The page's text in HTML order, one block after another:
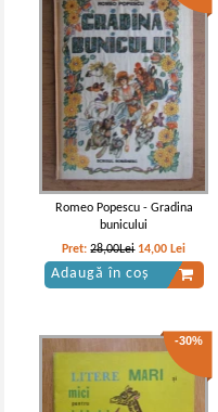
Romeo Popescu - Gradina
bunicului
Pret:28,00Lei 14,00 Lei
Adaugă în coș
-30%